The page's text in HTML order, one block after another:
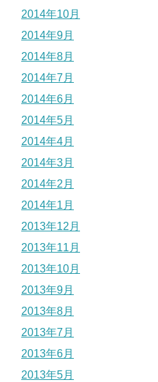
2014年10月
2014年9月
2014年8月
2014年7月
2014年6月
2014年5月
2014年4月
2014年3月
2014年2月
2014年1月
2013年12月
2013年11月
2013年10月
2013年9月
2013年8月
2013年7月
2013年6月
2013年5月